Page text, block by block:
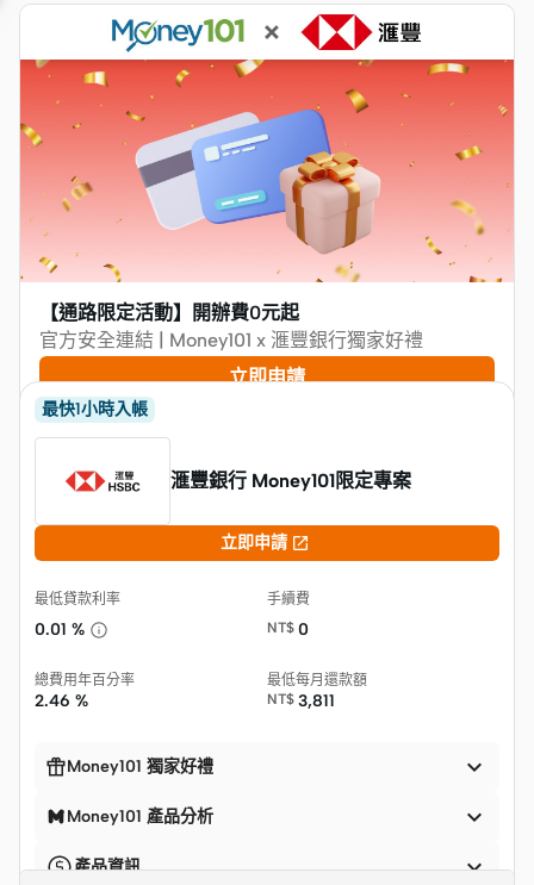
【通路限定活動】開辦費0元起
官方安全連結 | Money101 x 滙豐銀行獨家好禮
立即申請
最快1小時入帳
滙豐銀行 Money101限定專案
立即申請 
最低貸款利率
0.01 %
手續費
NT$ 0
總費用年百分率
2.46 %
最低每月還款額
NT$ 3,811
Money101 獨家好禮 
Money101 產品分析 
產品資訊 